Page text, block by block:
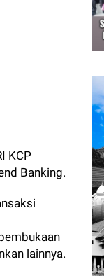
KCP
Banking.
lainnya.